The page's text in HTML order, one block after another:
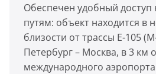
Обеспечен удобный
путям: объект находится в
близости от трассы Е-105
Петербург – Москва, в 3 км
международного